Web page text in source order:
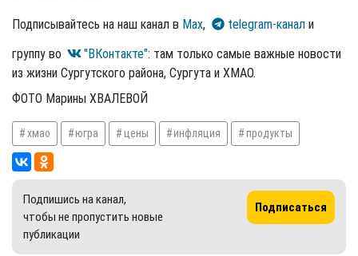
Подписывайтесь на наш канал в Max, telegram-канал и
группу во
"ВКонтакте": там только самые важные новости
из жизни Сургутского района, Сургута и ХМАО.
ФОТО Марины ХВАЛЕВОЙ
хмао югра цены инфляция продукты
Подпишись на канал,
чтобы не пропустить новые
публикации
Подписаться